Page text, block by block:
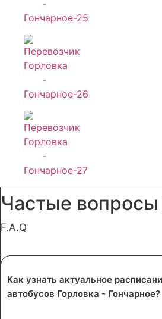
Частые вопросы
F.A.Q
Как узнать актуальное
автобусов Горловка - Гончарное?